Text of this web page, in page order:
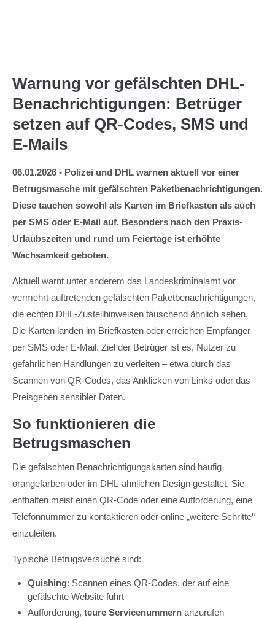
Warnung vor gefälschten DHL-
Benachrichtigungen: Betrüger
setzen auf QR-Codes, SMS und
E-Mails
06.01.2026 - Polizei und DHL warnen aktuell vor einer
Betrugsmasche mit gefälschten Paketbenachrichtigungen.
Diese tauchen sowohl als Karten im Briefkasten als auch
per SMS oder E-Mail auf. Besonders nach den Praxis-
Urlaubszeiten und rund um Feiertage ist erhöhte
Wachsamkeit geboten.
Aktuell warnt unter anderem das Landeskriminalamt vor
vermehrt auftretenden gefälschten Paketbenachrichtigungen,
die echten DHL-Zustellhinweisen täuschend ähnlich sehen.
Die Karten landen im Briefkasten oder erreichen Empfänger
per SMS oder E-Mail. Ziel der Betrüger ist es, Nutzer zu
gefährlichen Handlungen zu verleiten – etwa durch das
Scannen von QR-Codes, das Anklicken von Links oder das
Preisgeben sensibler Daten.
So funktionieren die
Betrugsmaschen
Die gefälschten Benachrichtigungskarten sind häufig
orangefarben oder im DHL-ähnlichen Design gestaltet. Sie
enthalten meist einen QR-Code oder eine Aufforderung, eine
Telefonnummer zu kontaktieren oder online „weitere Schritte“
einzuleiten.
Typische Betrugsversuche sind:
Quishing: Scannen eines QR-Codes, der auf eine
gefälschte Website führt
Aufforderung, teure Servicenummern anzurufen